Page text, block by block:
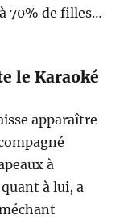
70% de filles…
le Karaoké
apparaître
à
à lui, a